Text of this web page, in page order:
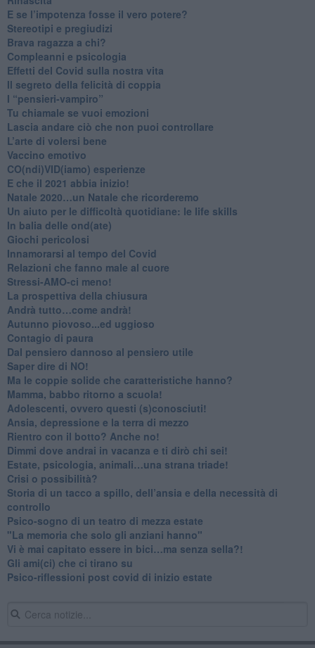
​E se l’impotenza fosse il vero potere?
Stereotipi e pregiudizi
​Brava ragazza a chi?
​Compleanni e psicologia
Effetti del Covid sulla nostra vita
Il segreto della felicità di coppia
​I “pensieri-vampiro”
​Tu chiamale se vuoi emozioni
​Lascia andare ciò che non puoi controllare
L’arte di volersi bene
​Vaccino emotivo
CO(ndi)VID(iamo) esperienze
​E che il 2021 abbia inizio!
​Natale 2020…un Natale che ricorderemo
Un aiuto per le difficoltà quotidiane: le life skills
​In balia delle ond(ate)
Giochi pericolosi
Innamorarsi al tempo del Covid
​Relazioni che fanno male al cuore
​Stressi-AMO-ci meno!
​La prospettiva della chiusura
​Andrà tutto…come andrà!
Autunno piovoso...ed uggioso
​Contagio di paura
​Dal pensiero dannoso al pensiero utile
​Saper dire di NO!
​Ma le coppie solide che caratteristiche hanno?
​Mamma, babbo ritorno a scuola!
Adolescenti, ovvero questi (s)conosciuti!
Ansia, depressione e la terra di mezzo
​Rientro con il botto? Anche no!
Dimmi dove andrai in vacanza e ti dirò chi sei!
​Estate, psicologia, animali…una strana triade!
​Crisi o possibilità?
​Storia di un tacco a spillo, dell’ansia e della necessità di
controllo
​Psico-sogno di un teatro di mezza estate
"La memoria che solo gli anziani hanno"
​Vi è mai capitato essere in bici…ma senza sella?!
​Gli ami(ci) che ci tirano su
Psico-riflessioni post covid di inizio estate